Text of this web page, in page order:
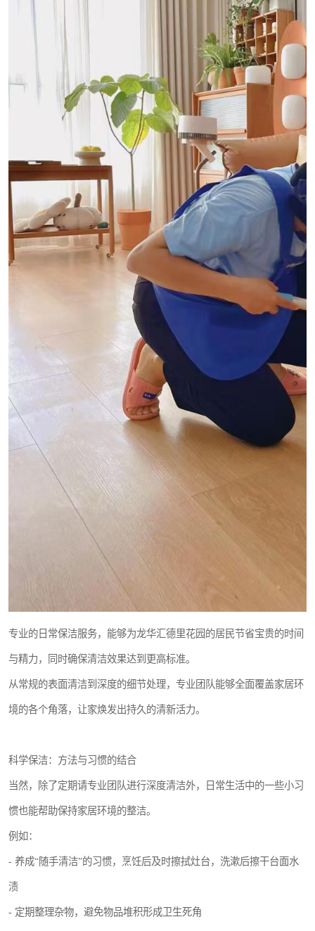
专业的日常保洁服务，能够为龙华汇德里花园的居民节省宝贵的时间
与精力，同时确保清洁效果达到更高标准。
从常规的表面清洁到深度的细节处理，专业团队能够全面覆盖家居环
境的各个角落，让家焕发出持久的清新活力。
科学保洁：方法与习惯的结合
当然，除了定期请专业团队进行深度清洁外，日常生活中的一些小习
惯也能帮助保持家居环境的整洁。
例如：
- 养成“随手清洁”的习惯，烹饪后及时擦拭灶台，洗漱后擦干台面水
渍
- 定期整理杂物，避免物品堆积形成卫生死角